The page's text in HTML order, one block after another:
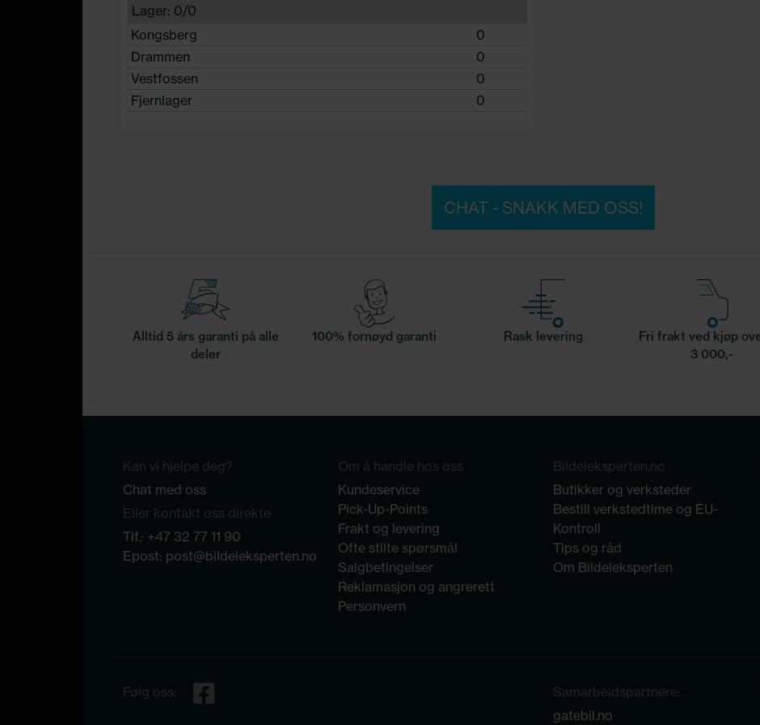
Lager: 0/0
Kongsberg
0
Drammen
0
Vestfossen
0
Fjernlager
0
CHAT - SNAKK MED OSS!
Alltid 5 års garanti på alle
deler
100% fornøyd garanti Rask levering
Fri frakt ved kjøp
3 000,-
Kan vi hjelpe deg?
Chat med oss
Eller kontakt oss direkte
Tlf.: +47 32 77 11 90
Epost: post@bildeleksperten.no
Om å handle hos oss
Kundeservice
Pick-Up-Points
Frakt og levering
Ofte stilte spørsmål
Salgbetingelser
Reklamasjon og angrerett
Personvern
Bildeleksperten.no
Butikker og verksteder
Bestill verkstedtime og EU-
Kontroll
Tips og råd
Om Bildeleksperten
Følg oss:
Samarbeidspartnere:
gatebil.no